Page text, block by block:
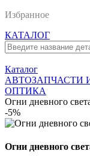
Избранное
КАТАЛОГ
Каталог
АВТОЗАПЧАСТИ
ОПТИКА
Огни дневного
-5%
Огни дневного